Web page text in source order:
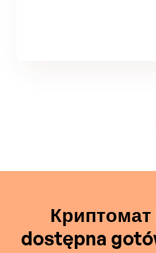
Криптомат
dostępna